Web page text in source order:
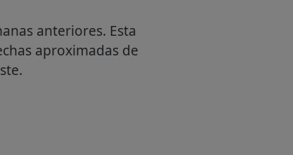
anteriores. Esta
aproximadas de